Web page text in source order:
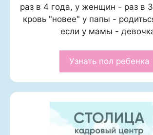
раз в 4 года, у женщин - раз в
кровь "новее" у папы -
если у мамы -
Узнать пол ребенка